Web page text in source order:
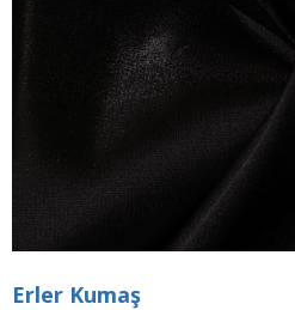
Erler Kumaş